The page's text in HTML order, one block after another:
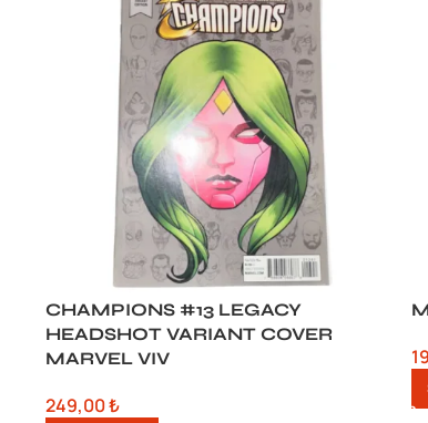
CHAMPIONS #13 LEGACY
HEADSHOT VARIANT COVER
MARVEL VIV
249,00₺